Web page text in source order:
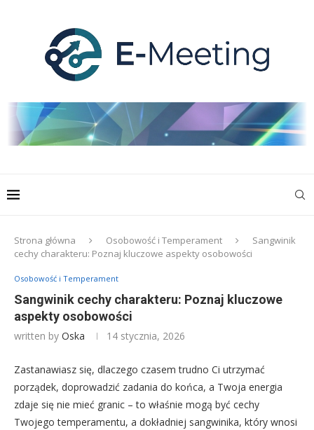
Strona główna Osobowość i Temperament
Sangwinik
cechy charakteru: Poznaj kluczowe aspekty osobowości
Osobowość i Temperament
Sangwinik cechy charakteru: Poznaj kluczowe
aspekty osobowości
written by Oska 14 stycznia, 2026
Zastanawiasz się, dlaczego czasem trudno Ci utrzymać
porządek, doprowadzić zadania do końca, a Twoja energia
zdaje się nie mieć granic – to właśnie mogą być cechy
Twojego temperamentu, a dokładniej sangwinika, który wnosi